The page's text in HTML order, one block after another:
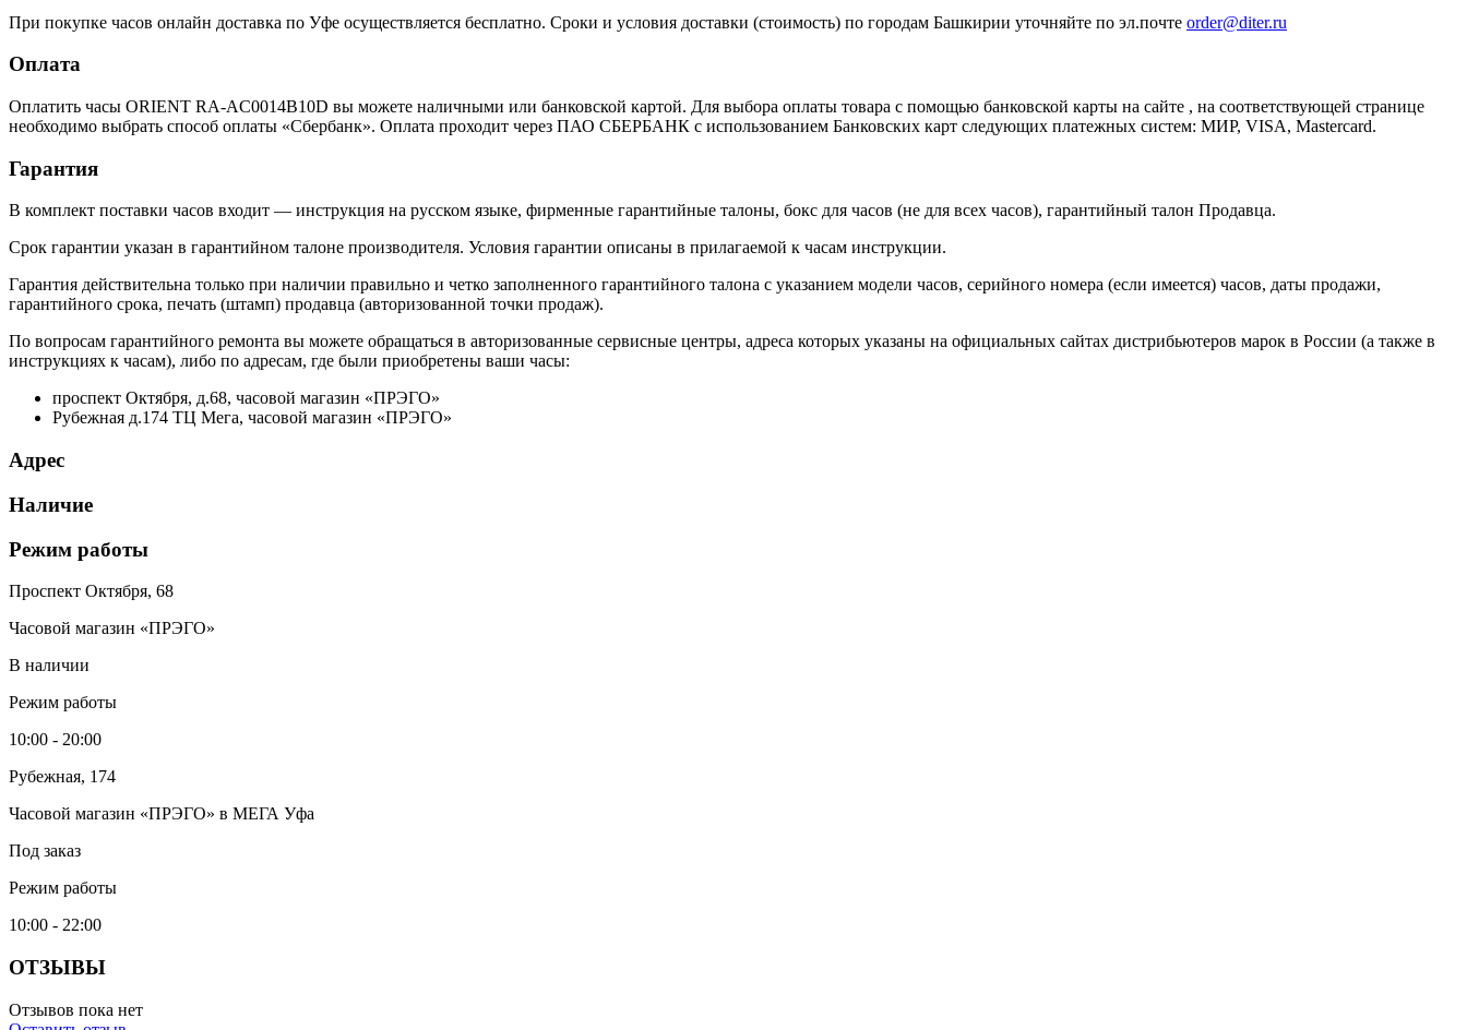
При покупке часов онлайн доставка по Уфе осуществляется бесплатно. Сроки и условия доставки (стоимость) по городам Башкирии уточняйте по эл.почте order@diter.ru
Оплата
Оплатить часы ORIENT RA-AC0014B10D вы можете наличными или банковской картой. Для выбора оплаты товара с помощью банковской карты на сайте , на соответствующей странице
необходимо выбрать способ оплаты «Сбербанк». Оплата проходит через ПАО СБЕРБАНК с использованием Банковских карт следующих платежных систем: МИР, VISA, Mastercard.
Гарантия
В комплект поставки часов входит — инструкция на русском языке, фирменные гарантийные талоны, бокс для часов (не для всех часов), гарантийный талон Продавца.
Срок гарантии указан в гарантийном талоне производителя. Условия гарантии описаны в прилагаемой к часам инструкции.
Гарантия действительна только при наличии правильно и четко заполненного гарантийного талона с указанием модели часов, серийного номера (если имеется) часов, даты продажи,
гарантийного срока, печать (штамп) продавца (авторизованной точки продаж).
По вопросам гарантийного ремонта вы можете обращаться в авторизованные сервисные центры, адреса которых указаны на официальных сайтах дистрибьютеров марок в России (а также в
инструкциях к часам), либо по адресам, где были приобретены ваши часы:
проспект Октября, д.68, часовой магазин «ПРЭГО»
Рубежная д.174 ТЦ Мега, часовой магазин «ПРЭГО»
Адрес
Наличие
Режим работы
Проспект Октября, 68
Часовой магазин «ПРЭГО»
В наличии
Режим работы
10:00 - 20:00
Рубежная, 174
Часовой магазин «ПРЭГО» в МЕГА Уфа
Под заказ
Режим работы
10:00 - 22:00
ОТЗЫВЫ
Отзывов пока нет